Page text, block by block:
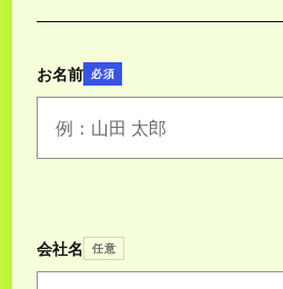
お名前 必須
会社名 任意